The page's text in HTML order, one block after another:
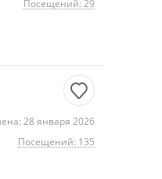
Посещений: 29
28 января 2026
Посещений: 135